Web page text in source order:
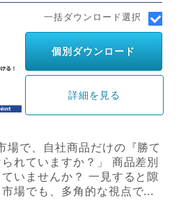
一括ダウンロード選択
個別ダウンロード
詳細を見る
場で、自社商品だけの『勝て
れていますか？」 商品差別
いませんか？ 一見すると隙
場でも、多角的な視点で...